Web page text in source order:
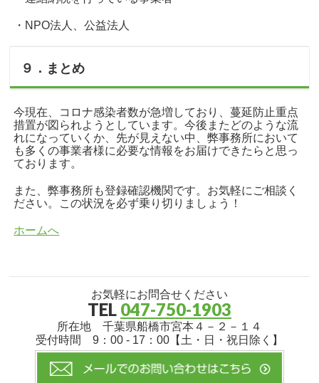
・NPO法人、公益法人
９．まとめ
今現在、コロナ感染者数が急増しており、蔓延防止重点
措置が図られようとしています。今後またどのような流
れになっていくか、先が見えない中、弊事務所において
も多くの事業者様に必要な情報をお届けできたらと思っ
ております。
また、弊事務所も登録確認機関です。お気軽にご相談く
ださい。この状況を必ず乗り切りましょう！
ホームへ
お気軽にお問合せください
TEL 047-750-1903
所在地 千葉県船橋市宮本４－２－１４
受付時間 9：00 - 17：00【土・日・祝日除く】